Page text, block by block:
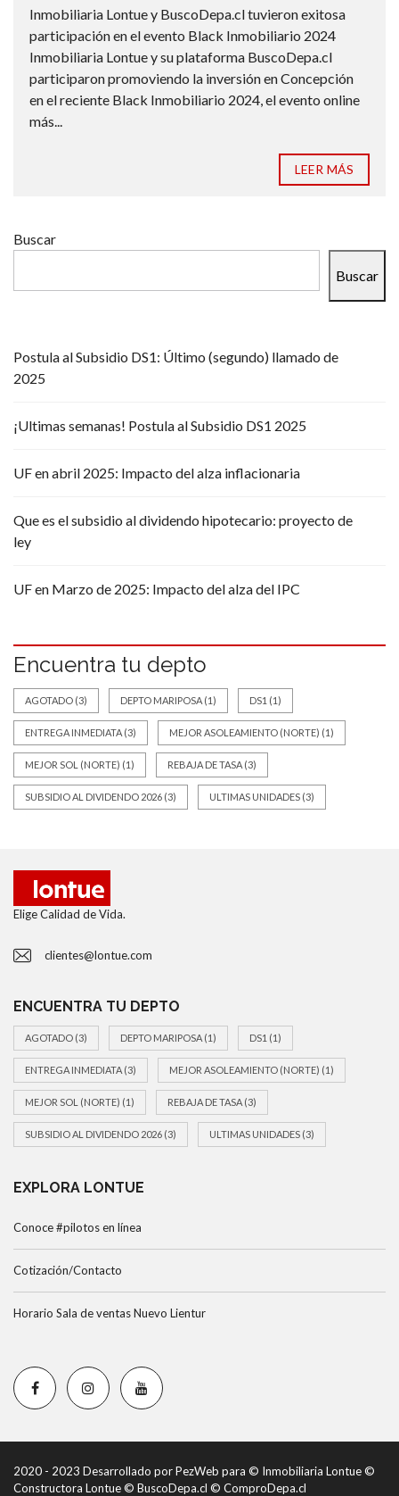
Inmobiliaria Lontue y BuscoDepa.cl tuvieron exitosa
participación en el evento Black Inmobiliario 2024
Inmobiliaria Lontue y su plataforma BuscoDepa.cl
participaron promoviendo la inversión en Concepción
en el reciente Black Inmobiliario 2024, el evento online
más...
LEER MÁS
Buscar
Buscar
Postula al Subsidio DS1: Último (segundo) llamado de
2025
¡Ultimas semanas! Postula al Subsidio DS1 2025
UF en abril 2025: Impacto del alza inflacionaria
Que es el subsidio al dividendo hipotecario: proyecto de
ley
UF en Marzo de 2025: Impacto del alza del IPC
Encuentra tu depto
AGOTADO (3) DEPTO MARIPOSA (1) DS1 (1)
ENTREGA INMEDIATA (3) MEJOR ASOLEAMIENTO (NORTE) (1)
MEJOR SOL (NORTE) (1) REBAJA DE TASA (3)
SUBSIDIO AL DIVIDENDO 2026 (3) ULTIMAS UNIDADES (3)
Elige Calidad de Vida.
clientes@lontue.com
ENCUENTRA TU DEPTO
AGOTADO (3) DEPTO MARIPOSA (1) DS1 (1)
ENTREGA INMEDIATA (3) MEJOR ASOLEAMIENTO (NORTE) (1)
MEJOR SOL (NORTE) (1) REBAJA DE TASA (3)
SUBSIDIO AL DIVIDENDO 2026 (3) ULTIMAS UNIDADES (3)
EXPLORA LONTUE
Conoce #pilotos en línea
Cotización/Contacto
Horario Sala de ventas Nuevo Lientur
2020 - 2023 Desarrollado por PezWeb para © Inmobiliaria Lontue ©
Constructora Lontue © BuscoDepa.cl © ComproDepa.cl